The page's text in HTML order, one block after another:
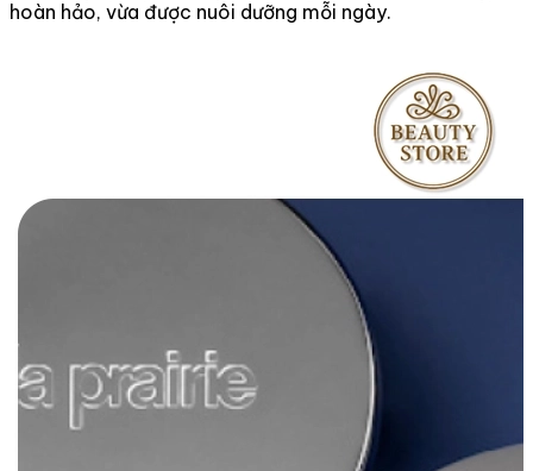
hoàn hảo, vừa được nuôi dưỡng mỗi ngày.